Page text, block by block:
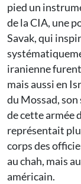
pied un
de la CIA, une
Savak, qui
iranienne
mais aussi en
du Mossad,
de cette armée
représentait
corps des
au chah, mais
américain.